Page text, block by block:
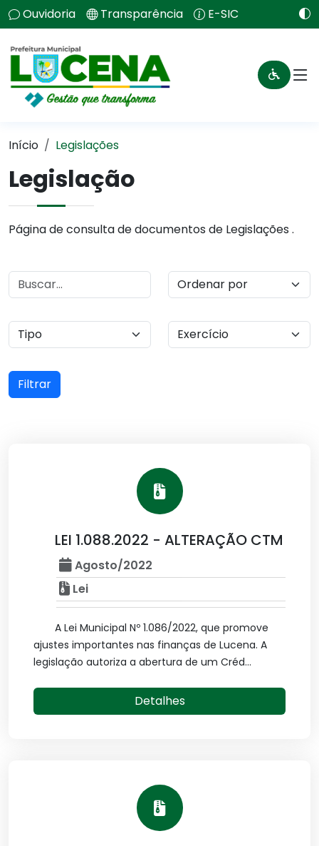
Ouvidoria Transparência E-SIC
Início Legislações
Legislação
Página de consulta de documentos de Legislações .
Filtrar
LEI 1.088.2022 - ALTERAÇÃO CTM
Agosto/2022
Lei
A Lei Municipal Nº 1.086/2022, que promove
ajustes importantes nas finanças de Lucena. A
legislação autoriza a abertura de um Créd...
Detalhes